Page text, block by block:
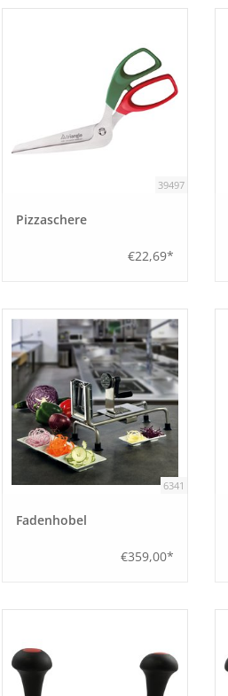
39497
Pizzaschere
€22,69*
6341
Fadenhobel
€359,00*